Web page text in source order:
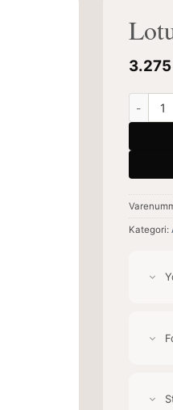
3.275
Lotus
Kategori: